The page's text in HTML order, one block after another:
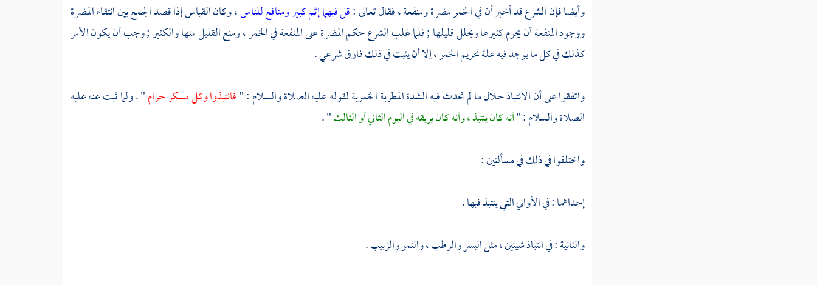
وأيضا فإن الشرع قد أخبر أن في الخمر مضرة ومنفعة ، فقال تعالى :قل فيهما إثم كبير ومنافع للناس، وكان القياس إذا قصد الجمع بين انتقاء المضرة
ووجود المنفعة أن يحرم كثيرها ويحلل قليلها ; فلما غلب الشرع حكم المضرة على المنفعة في الخمر ، ومنع القليل منها والكثير ; وجب أن يكون الأمر
كذلك في كل ما يوجد فيه علة تحريم الخمر ، إلا أن يثبت في ذلك فارق شرعي .
واتفقوا على أن الانتباذ حلال ما لم تحدث فيه الشدة المطربة الخمرية لقوله عليه الصلاة والسلام : "فانتبذوا وكل مسكر حرام" . ولما ثبت عنه عليه
الصلاة والسلام : "أنه كان ينتبذ ، وأنه كان يريقه في اليوم الثاني أو الثالث" .
واختلفوا في ذلك في مسألتين :
إحداهما : في الأواني التي ينتبذ فيها .
والثانية : في انتباذ شيئين ، مثل البسر والرطب ، والتمر والزبيب .